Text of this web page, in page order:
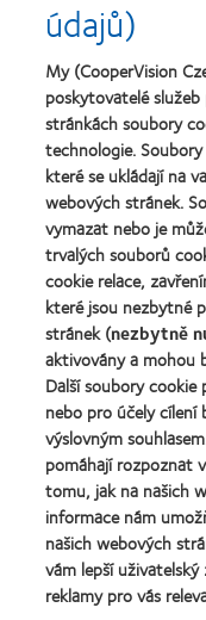
čočky
MyDay™
(2013)
společnosti
pro
vedoucí
pracovníky
roku
2012
a
2010
(2012)
Learn
more
about
Cena
Wealth
of
health
2011
(2011)
Learn
more
about
Cena
100®
za
rok
2012
Naše produkty
Technologie
Najděte ty pravé
Kontaktní čočky a
údajů)
My (CooperVision
poskytovatelé
stránkách soubory
technologie.
které se ukládají na
webových stránek.
vymazat nebo je
trvalých souborů
cookie relace,
které jsou nezbytné
stránek (nezbytně
aktivovány a mohou
Další soubory
nebo pro účely
výslovným
pomáhají rozpoznat
tomu, jak na našich
informace nám
našich webových
vám lepší
reklamy pro vás